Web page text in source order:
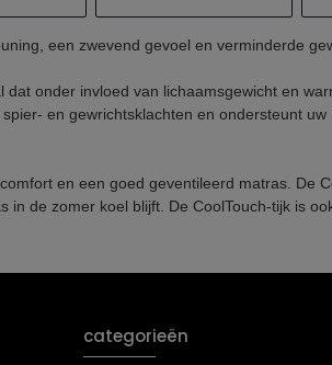
een zwevend gevoel en verminderde
onder invloed van lichaamsgewicht en
en gewrichtsklachten en ondersteunt
en een goed geventileerd matras. De
de zomer koel blijft. De CoolTouch-tijk is
categorieën